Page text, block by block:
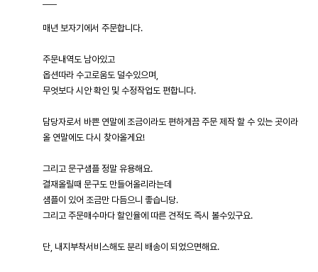
매년 보자기에서 주문합니다.
주문내역도 남아있고
옵션따라 수고로움도 덜수있으며,
무엇보다 시안 확인 및 수정작업도 편합니다.
담당자로서 바쁜 연말에 조금이라도 편하게끔 주문 제작 할 수 있는 곳이라
올 연말에도 다시 찾아올게요!
그리고 문구샘플 정말 유용해요.
결재올릴때 문구도 만들어올리라는데
샘플이 있어 조금만 다듬으니 좋습니당.
그리고 주문매수마다 할인율에 따른 견적도 즉시 볼수있구요.
단, 내지부착서비스해도 분리 배송이 되었으면해요.